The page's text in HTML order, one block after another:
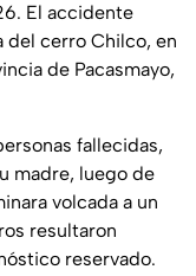
El accidente
del cerro Chilco, en
de Pacasmayo,
fallecidas,
madre, luego de
volcada a un
resultaron
reservado.